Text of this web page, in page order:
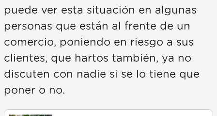
puede ver esta situación en algunas
personas que están al frente de un
comercio, poniendo en riesgo a sus
clientes, que hartos también, ya no
discuten con nadie si se lo tiene que
poner o no.